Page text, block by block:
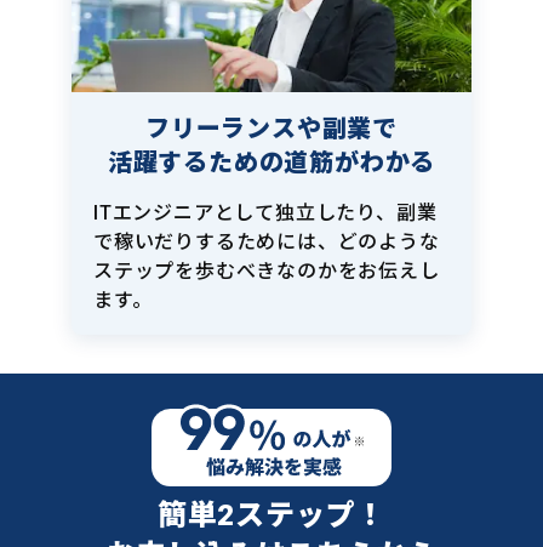
フリーランスや副業で
活躍するための道筋がわかる
ITエンジニアとして独立したり、副業
で稼いだりするためには、どのような
ステップを歩むべきなのかをお伝えし
ます。
簡単2ステップ！